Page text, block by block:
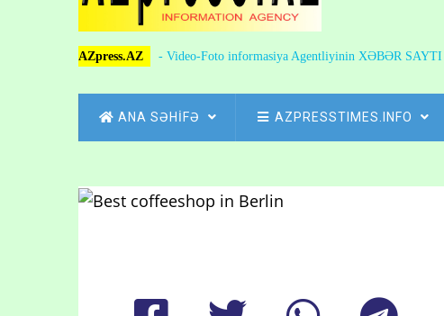
AZpress.AZ - Video-Foto informasiya Agentliyinin XƏBƏR SAYTI
MAIN
NAVIGATION
ANA SƏHİFƏ AZPRESSTIMES.INFO
Breadcrumb